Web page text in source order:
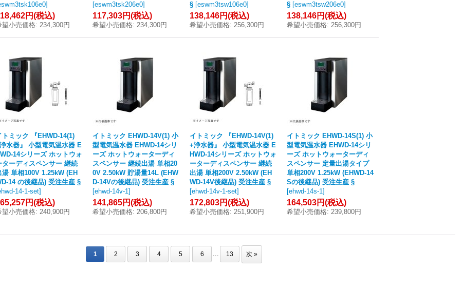
]
円(税込)
望小売価格: 234,300円
[eswm3tsk206e0]
117,303円(税込)
希望小売価格: 234,300円
§ [eswm3tsw106e0]
138,146円(税込)
希望小売価格: 256,300円
§ [eswm3tsw206e0]
138,146円(税込)
希望小売価格: 256,300円
トミック 『EHWD-14(1)
水器』 小型電気温水器 E
14シリーズ ホットウォ
ターディスペンサー 継続
湯 単相100V 1.25kW (EH
14 の後継品) 受注生産 §
14-1-set]
円(税込)
望小売価格: 240,900円
イトミック EHWD-14V(1) 小
型電気温水器 EHWD-14シリ
ーズ ホットウォーターディ
スペンサー 継続出湯 単相20
0V 2.50kW 貯湯量14L (EHW
D-14Vの後継品) 受注生産 §
[ehwd-14v-1]
141,865円(税込)
希望小売価格: 206,800円
イトミック 『EHWD-14V(1)
+浄水器』 小型電気温水器 E
HWD-14シリーズ ホットウォ
ーターディスペンサー 継続
出湯 単相200V 2.50kW (EH
WD-14V後継品) 受注生産 §
[ehwd-14v-1-set]
172,803円(税込)
希望小売価格: 251,900円
イトミック EHWD-14S(1) 小
型電気温水器 EHWD-14シリ
ーズ ホットウォーターディ
スペンサー 定量出湯タイプ
単相200V 1.25kW (EHWD-14
Sの後継品) 受注生産 §
[ehwd-14s-1]
164,503円(税込)
希望小売価格: 239,800円
1 2 3 4 5 6 ... 13 次 »